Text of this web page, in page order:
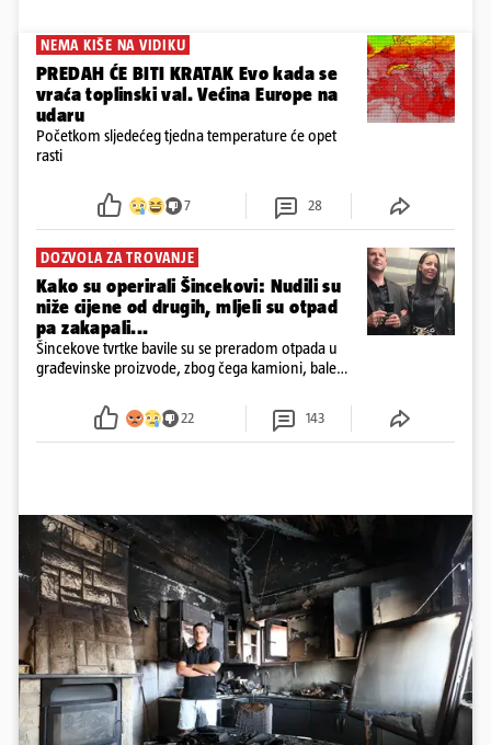
NEMA KIŠE NA VIDIKU
PREDAH ĆE BITI KRATAK Evo kada se
vraća toplinski val. Većina Europe na
udaru
Početkom sljedećeg tjedna temperature će opet
rasti
7 28
DOZVOLA ZA TROVANJE
Kako su operirali Šincekovi: Nudili su
niže cijene od drugih, mljeli su otpad
pa zakapali...
Šincekove tvrtke bavile su se preradom otpada u
građevinske proizvode, zbog čega kamioni, bale
22 143